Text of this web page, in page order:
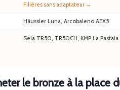
Filières sans adaptateur →
Häussler Luna, Arcobaleno AEX5
Sela TR50, TR50CH, KMP La
le bronze à la place